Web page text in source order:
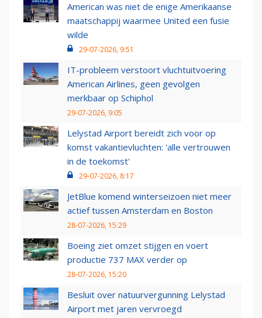
American was niet de enige Amerikaanse
maatschappij waarmee United een fusie
wilde
29-07-2026, 9:51
IT-probleem verstoort vluchtuitvoering
American Airlines, geen gevolgen
merkbaar op Schiphol
29-07-2026, 9:05
Lelystad Airport bereidt zich voor op
komst vakantievluchten: 'alle vertrouwen
in de toekomst'
29-07-2026, 8:17
JetBlue komend winterseizoen niet meer
actief tussen Amsterdam en Boston
28-07-2026, 15:29
Boeing ziet omzet stijgen en voert
productie 737 MAX verder op
28-07-2026, 15:20
Besluit over natuurvergunning Lelystad
Airport met jaren vervroegd